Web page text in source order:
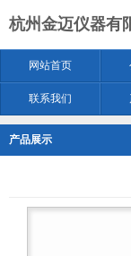
杭州金迈仪器有
网站首页
联系我们
产品展示